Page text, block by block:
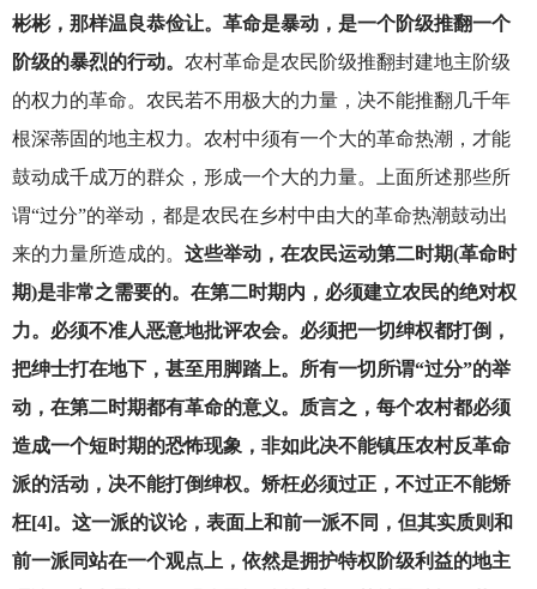
彬彬，那样温良恭俭让。革命是暴动，是一个阶级推翻一个
阶级的暴烈的行动。 农村革命是农民阶级推翻封建地主阶级
的权力的革命。农民若不用极大的力量，决不能推翻几千年
根深蒂固的地主权力。农村中须有一个大的革命热潮，才能
鼓动成千成万的群众，形成一个大的力量。上面所述那些所
谓“过分”的举动，都是农民在乡村中由大的革命热潮鼓动出
来的力量所造成的。 这些举动，在农民运动第二时期(革命时
期)是非常之需要的。在第二时期内，必须建立农民的绝对权
力。必须不准人恶意地批评农会。必须把一切绅权都打倒，
把绅士打在地下，甚至用脚踏上。所有一切所谓“过分”的举
动，在第二时期都有革命的意义。质言之，每个农村都必须
造成一个短时期的恐怖现象，非如此决不能镇压农村反革命
派的活动，决不能打倒绅权。矫枉必须过正，不过正不能矫
枉[4]。这一派的议论，表面上和前一派不同，但其实质则和
前一派同站在一个观点上，依然是拥护特权阶级利益的地主